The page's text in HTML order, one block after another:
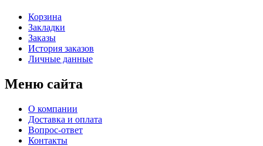
Корзина
Закладки
Заказы
История заказов
Личные данные
Меню сайта
О компании
Доставка и оплата
Вопрос-ответ
Контакты